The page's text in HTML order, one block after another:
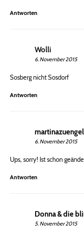
Antworten
Wolli
6. November 2015
Sosberg nicht Sosdorf
Antworten
martinazuengel
6. November 2015
Ups, sorry! Ist schon
Antworten
Donna & die
5. November 2015